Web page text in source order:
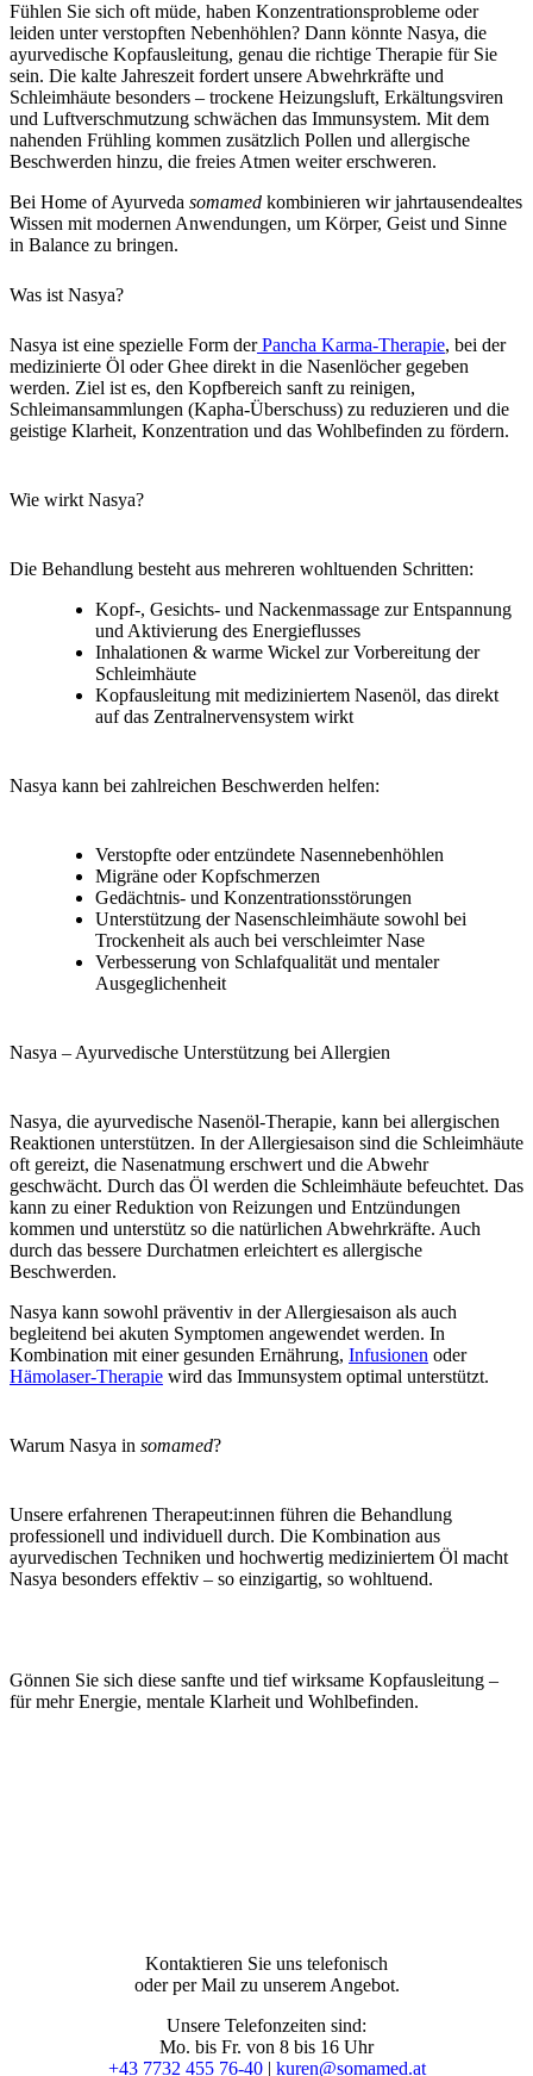
Fühlen Sie sich oft müde, haben Konzentrationsprobleme oder
leiden unter verstopften Nebenhöhlen? Dann könnte Nasya, die
ayurvedische Kopfausleitung, genau die richtige Therapie für Sie
sein. Die kalte Jahreszeit fordert unsere Abwehrkräfte und
Schleimhäute besonders – trockene Heizungsluft, Erkältungsviren
und Luftverschmutzung schwächen das Immunsystem. Mit dem
nahenden Frühling kommen zusätzlich Pollen und allergische
Beschwerden hinzu, die freies Atmen weiter erschweren.
Bei Home of Ayurveda somamed kombinieren wir jahrtausendealtes
Wissen mit modernen Anwendungen, um Körper, Geist und Sinne
in Balance zu bringen.
Was ist Nasya?
Nasya ist eine spezielle Form derPancha Karma-Therapie, bei der
medizinierte Öl oder Ghee direkt in die Nasenlöcher gegeben
werden. Ziel ist es, den Kopfbereich sanft zu reinigen,
Schleimansammlungen (Kapha-Überschuss) zu reduzieren und die
geistige Klarheit, Konzentration und das Wohlbefinden zu fördern.
Wie wirkt Nasya?
Die Behandlung besteht aus mehreren wohltuenden Schritten:
Kopf-, Gesichts- und Nackenmassage zur Entspannung
und Aktivierung des Energieflusses
Inhalationen & warme Wickel zur Vorbereitung der
Schleimhäute
Kopfausleitung mit mediziniertem Nasenöl, das direkt
auf das Zentralnervensystem wirkt
Nasya kann bei zahlreichen Beschwerden helfen:
Verstopfte oder entzündete Nasennebenhöhlen
Migräne oder Kopfschmerzen
Gedächtnis- und Konzentrationsstörungen
Unterstützung der Nasenschleimhäute sowohl bei
Trockenheit als auch bei verschleimter Nase
Verbesserung von Schlafqualität und mentaler
Ausgeglichenheit
Nasya – Ayurvedische Unterstützung bei Allergien
Nasya, die ayurvedische Nasenöl-Therapie, kann bei allergischen
Reaktionen unterstützen. In der Allergiesaison sind die Schleimhäute
oft gereizt, die Nasenatmung erschwert und die Abwehr
geschwächt. Durch das Öl werden die Schleimhäute befeuchtet. Das
kann zu einer Reduktion von Reizungen und Entzündungen
kommen und unterstütz so die natürlichen Abwehrkräfte. Auch
durch das bessere Durchatmen erleichtert es allergische
Beschwerden.
Nasya kann sowohl präventiv in der Allergiesaison als auch
begleitend bei akuten Symptomen angewendet werden. In
Kombination mit einer gesunden Ernährung, Infusionen oder
Hämolaser-Therapie wird das Immunsystem optimal unterstützt.
Warum Nasya in somamed?
Unsere erfahrenen Therapeut:innen führen die Behandlung
professionell und individuell durch. Die Kombination aus
ayurvedischen Techniken und hochwertig mediziniertem Öl macht
Nasya besonders effektiv – so einzigartig, so wohltuend.
Gönnen Sie sich diese sanfte und tief wirksame Kopfausleitung –
für mehr Energie, mentale Klarheit und Wohlbefinden.
Kontaktieren Sie uns telefonisch
oder per Mail zu unserem Angebot.
Unsere Telefonzeiten sind:
Mo. bis Fr. von 8 bis 16 Uhr
+43 7732 455 76-40| kuren@somamed.at